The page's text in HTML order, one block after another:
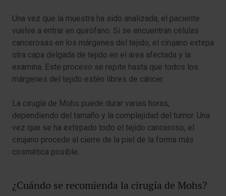
Una vez que la muestra ha sido analizada, el paciente
vuelve a entrar en quirófano. Si se encuentran células
cancerosas en los márgenes del tejido, el cirujano extirpa
otra capa delgada de tejido en el área afectada y la
examina. Este proceso se repite hasta que todos los
márgenes del tejido estén libres de cáncer.
La cirugía de Mohs puede durar varias horas,
dependiendo del tamaño y la complejidad del tumor. Una
vez que se ha extirpado todo el tejido canceroso, el
cirujano procede al cierre de la piel de la forma más
cosmética posible.
¿Cuándo se recomienda la cirugía de Mohs?